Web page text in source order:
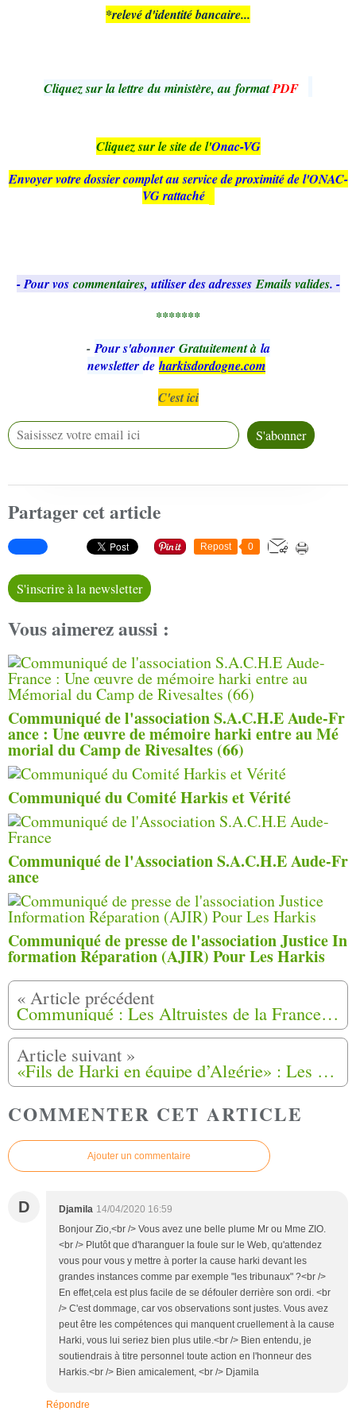
*relevé d'identité bancaire...
Cliquez sur lalettredu ministère, au formatPDF
Cliquez sur le site de l'Onac-VG
Envoyer votre dossier complet au service de proximité de l'ONAC-
VG rattaché
- Pour vos commentaires, utiliser des adressesEmails valides. -
*******
- Pour s'abonner Gratuitement à la
newsletter de harkisdordogne.com
C'est ici
Partager cet article
Repost 0
S'inscrire à la newsletter
Vous aimerez aussi :
Communiqué de l'association S.A.C.H.E Aude-Fr
ance : Une œuvre de mémoire harki entre au Mé
morial du Camp de Rivesaltes (66)
Communiqué du Comité Harkis et Vérité
Communiqué de l'Association S.A.C.H.E Aude-Fr
ance
Communiqué de presse de l'association Justice In
formation Réparation (AJIR) Pour Les Harkis
Communiqué : Les Altruistes de la France de demain
«Fils de Harki en équipe d’Algérie» : Les révélations d’un ancien international
COMMENTER CET ARTICLE
Ajouter un commentaire
D Djamila 14/04/2020 16:59
Bonjour Zio,<br /> Vous avez une belle plume Mr ou Mme ZIO.
<br /> Plutôt que d'haranguer la foule sur le Web, qu'attendez
vous pour vous y mettre à porter la cause harki devant les
grandes instances comme par exemple "les tribunaux" ?<br />
En effet,cela est plus facile de se défouler derrière son ordi. <br
/> C'est dommage, car vos observations sont justes. Vous avez
peut être les compétences qui manquent cruellement à la cause
Harki, vous lui seriez bien plus utile.<br /> Bien entendu, je
soutiendrais à titre personnel toute action en l'honneur des
Harkis.<br /> Bien amicalement, <br /> Djamila
Répondre